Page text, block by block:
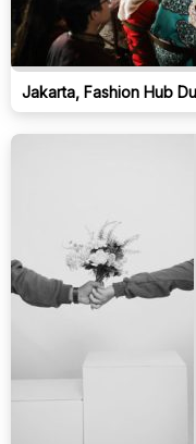
Jakarta, Fashion Hub